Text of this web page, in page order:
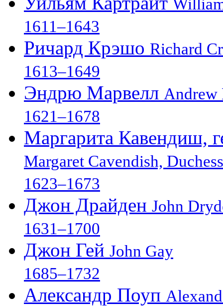
1611–1643
Ричард Крэшо Richard
1613–1649
Эндрю Марвелл Andrew
1621–1678
Маргарита Кавендиш,
Margaret Cavendish,
1623–1673
Джон Драйден John
1631–1700
Джон Гей John Gay
1685–1732
Александр Поуп